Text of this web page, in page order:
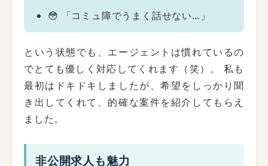
😳 「コミュ障でうまく話せない…」
という状態でも、エージェントは慣れているの
でとても優しく対応してくれます（笑）。 私も
最初はドキドキしましたが、希望をしっかり聞
き出してくれて、的確な案件を紹介してもらえ
ました。
非公開求人も魅力